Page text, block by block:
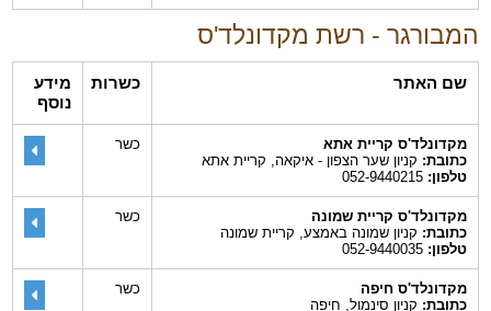
המבורגר - רשת מקדונלד'ס
שם האתר כשרות
מידע
נוסף
מקדונלד'ס קריית אתא
כתובת:קניון שער הצפון - איקאה, קריית אתא
טלפון:052-9440215
כשר
מקדונלד'ס קריית שמונה
כתובת:קניון שמונה באמצע, קריית שמונה
טלפון:052-9440035
כשר
מקדונלד'ס חיפה
כתובת:קניון סינמול, חיפה
כשר